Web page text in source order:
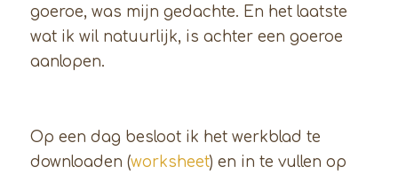
goeroe, was mijn gedachte. En het laatste
wat ik wil natuurlijk, is achter een goeroe
aanlopen.
Op een dag besloot ik het werkblad te
downloaden (worksheet) en in te vullen op